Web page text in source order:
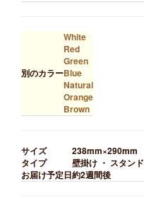
別のカラー
White
Red
Green
Blue
Natural
Orange
Brown
サイズ
238mm×290mm
タイプ
壁掛け ・ スタンド
お届け予定日約2週間後